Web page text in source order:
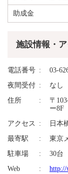
助成金
施設情報・
電話番号
03-
夜間受付
なし
住所
〒
ー8F
アクセス
日本
最寄駅
東京
駐車場
30台
Web
http://